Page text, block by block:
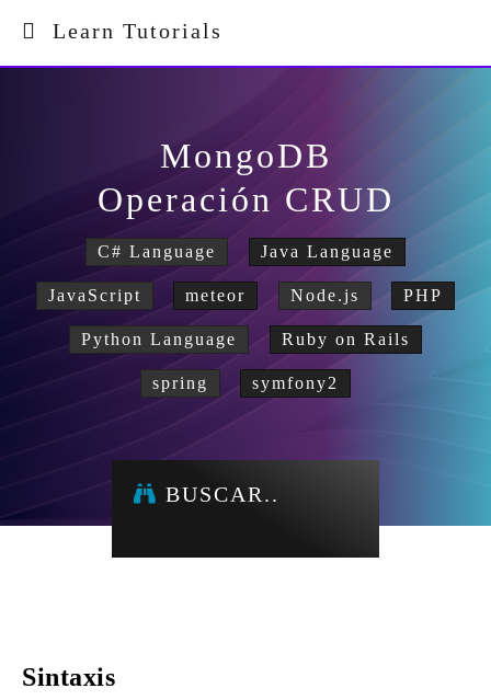
Learn Tutorials
MongoDB
Operación CRUD
C# Language Java Language
JavaScript meteor Node.js PHP
Python Language Ruby on Rails
spring symfony2
BUSCAR..
Sintaxis